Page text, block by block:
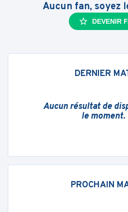
Aucun fan, soyez
DEVENIR
DERNIER
Aucun résultat de
le moment.
PROCHAIN